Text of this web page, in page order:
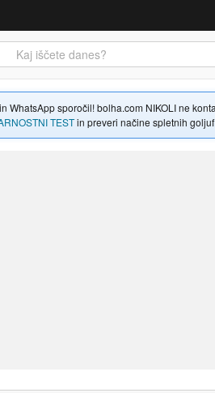
WhatsApp sporočil! bolha.com NIKOLI ne
TESTin preveri načine spletnih